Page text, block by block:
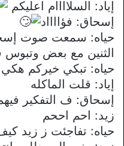
إياد: السلاااام اعليكم
إسحاق: فؤااااد
حياه: سمعت صوت
الثنين مع بعض وتبوس
حياه: تبكي خيركم هكي
إياد: قلت الماكله
إسحاق: ف التفكير
زيد: احم اححم
حياه: تفاجئت ز زيد